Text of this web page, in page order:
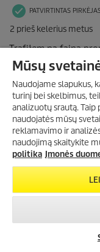
Mūsų
Naudojame slapukus,
turinį bei skelbimus,
analizuotų srautą. Taip
naudojatės mūsų
reklamavimo ir
naudojimą skaitykite
politika Įmonės